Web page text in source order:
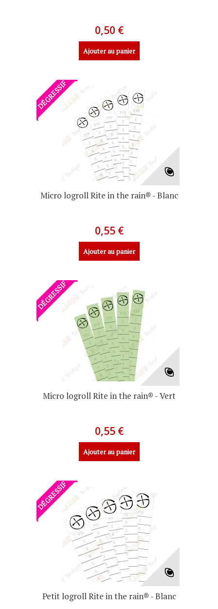
0,50 €
Ajouter au panier
DÉGRESSIF
Micro logroll Rite in the rain® - Blanc
0,55 €
Ajouter au panier
DÉGRESSIF
Micro logroll Rite in the rain® - Vert
0,55 €
Ajouter au panier
DÉGRESSIF
Petit logroll Rite in the rain® - Blanc